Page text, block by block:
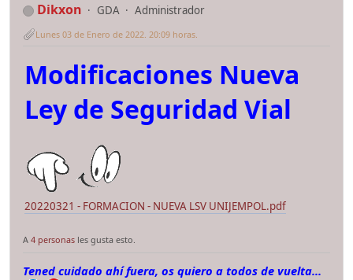
Dikxon GDA Administrador
Lunes 03 de Enero de 2022. 20:09 horas.
Modificaciones Nueva
Ley de Seguridad Vial
20220321 - FORMACION - NUEVA LSV UNIJEMPOL.pdf
A 4 personas les gusta esto.
Tened cuidado ahí fuera, os quiero a todos de vuelta...